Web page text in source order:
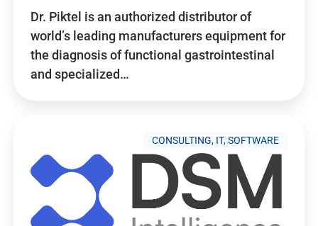
Dr. Piktel is an authorized distributor of
world’s leading manufacturers equipment for
the diagnosis of functional gastrointestinal
and specialized…
CONSULTING, IT, SOFTWARE